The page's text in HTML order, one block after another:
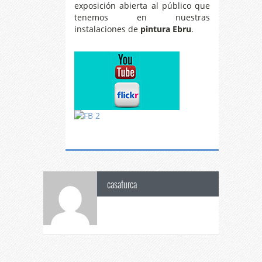
exposición abierta al público que
tenemos en nuestras
instalaciones de pintura Ebru.
casaturca